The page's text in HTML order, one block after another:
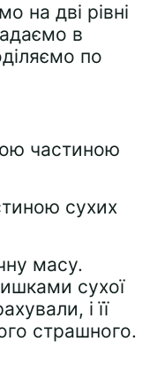
на дві рівні
в
по
частиною
масу.
сухої
і її
страшного.